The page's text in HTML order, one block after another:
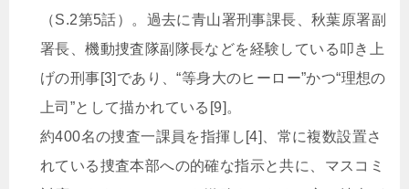
（S.2第5話）。過去に青山署刑事課長、秋葉原署副
署長、機動捜査隊副隊長などを経験している叩き上
げの刑事[3]であり、“等身大のヒーロー”かつ“理想の
上司”として描かれている[9]。
約400名の捜査一課員を指揮し[4]、常に複数設置さ
れている捜査本部への的確な指示と共に、マスコミ